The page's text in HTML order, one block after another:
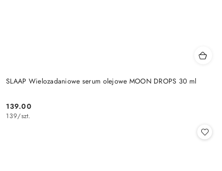
SLAAP Wielozadaniowe serum olejowe MOON DROPS 30 ml
Cena:
139.00
139/szt.